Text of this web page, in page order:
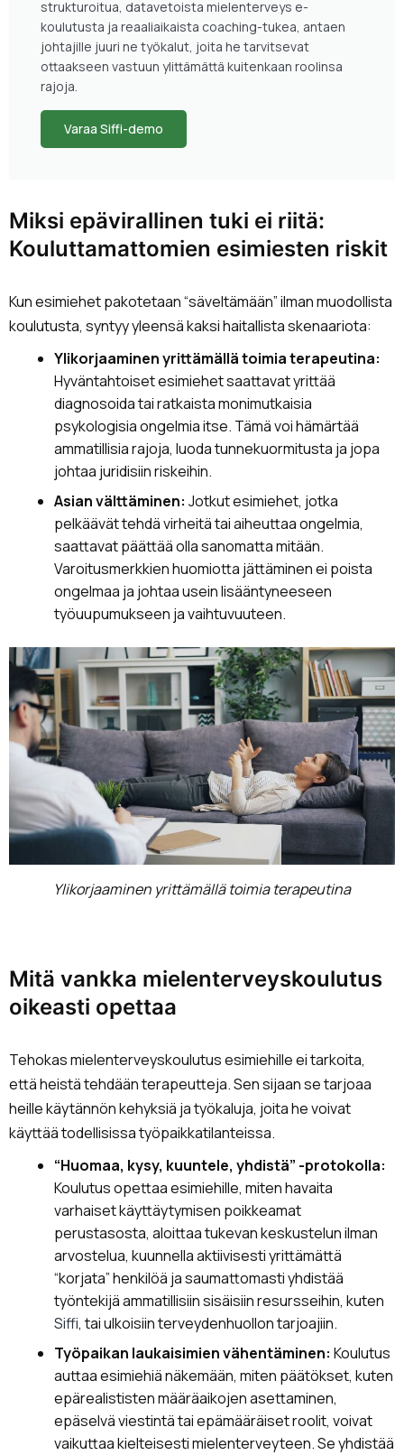
strukturoitua, datavetoista mielenterveys e-
koulutusta ja reaaliaikaista coaching-tukea, antaen
johtajille juuri ne työkalut, joita he tarvitsevat
ottaakseen vastuun ylittämättä kuitenkaan roolinsa
rajoja.
Varaa Siffi-demo
Miksi epävirallinen tuki ei riitä:
Kouluttamattomien esimiesten riskit
Kun esimiehet pakotetaan “säveltämään” ilman muodollista
koulutusta, syntyy yleensä kaksi haitallista skenaariota:
Ylikorjaaminen yrittämällä toimia terapeutina:
Hyväntahtoiset esimiehet saattavat yrittää
diagnosoida tai ratkaista monimutkaisia
psykologisia ongelmia itse. Tämä voi hämärtää
ammatillisia rajoja, luoda tunnekuormitusta ja jopa
johtaa juridisiin riskeihin.
Asian välttäminen: Jotkut esimiehet, jotka
pelkäävät tehdä virheitä tai aiheuttaa ongelmia,
saattavat päättää olla sanomatta mitään.
Varoitusmerkkien huomiotta jättäminen ei poista
ongelmaa ja johtaa usein lisääntyneeseen
työuupumukseen ja vaihtuvuuteen.
Ylikorjaaminen yrittämällä toimia terapeutina
Mitä vankka mielenterveyskoulutus
oikeasti opettaa
Tehokas mielenterveyskoulutus esimiehille ei tarkoita,
että heistä tehdään terapeutteja. Sen sijaan se tarjoaa
heille käytännön kehyksiä ja työkaluja, joita he voivat
käyttää todellisissa työpaikkatilanteissa.
“Huomaa, kysy, kuuntele, yhdistä” -protokolla:
Koulutus opettaa esimiehille, miten havaita
varhaiset käyttäytymisen poikkeamat
perustasosta, aloittaa tukevan keskustelun ilman
arvostelua, kuunnella aktiivisesti yrittämättä
“korjata” henkilöä ja saumattomasti yhdistää
työntekijä ammatillisiin sisäisiin resursseihin, kuten
Siffi, tai ulkoisiin terveydenhuollon tarjoajiin.
Työpaikan laukaisimien vähentäminen: Koulutus
auttaa esimiehiä näkemään, miten päätökset, kuten
epärealististen määräaikojen asettaminen,
epäselvä viestintä tai epämääräiset roolit, voivat
vaikuttaa kielteisesti mielenterveyteen. Se yhdistää